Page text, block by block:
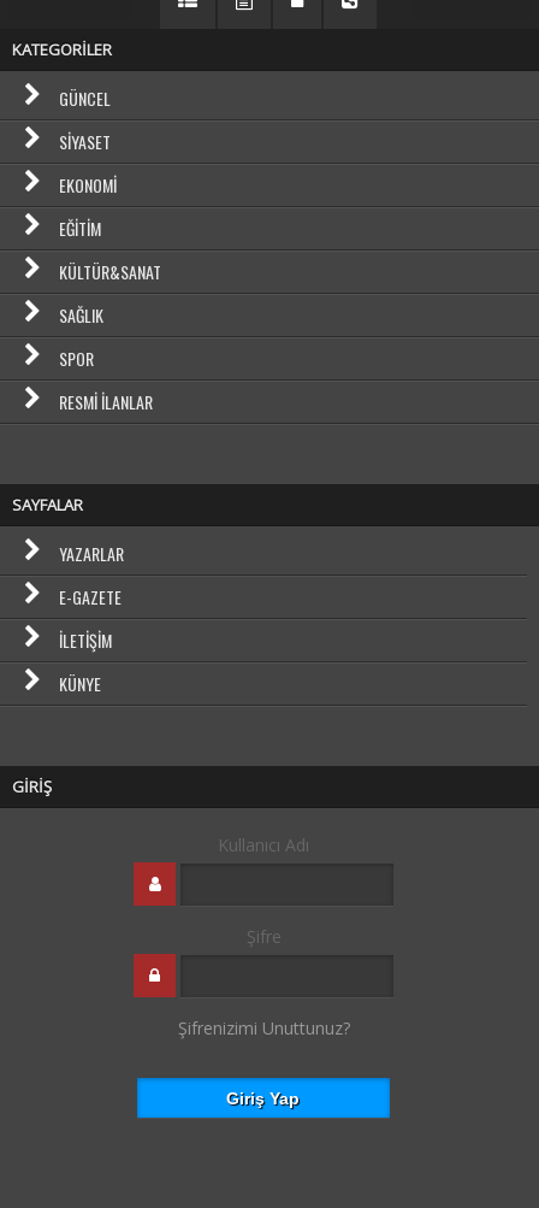
KATEGORİLER
GÜNCEL
SIYASET
EKONOMI
EĞITIM
KÜLTÜR&SANAT
SAĞLIK
SPOR
RESMI İLANLAR
SAYFALAR
YAZARLAR
E-GAZETE
İLETIŞIM
KÜNYE
GİRİŞ
Kullanıcı Adı
Şifre
Şifrenizimi Unuttunuz?